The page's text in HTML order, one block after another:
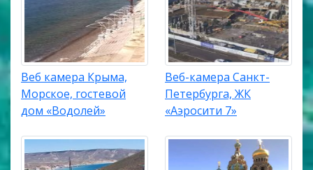
Веб камера Крыма,
Морское, гостевой
дом «Водолей»
Веб-камера Санкт-
Петербурга, ЖК
«Аэросити 7»